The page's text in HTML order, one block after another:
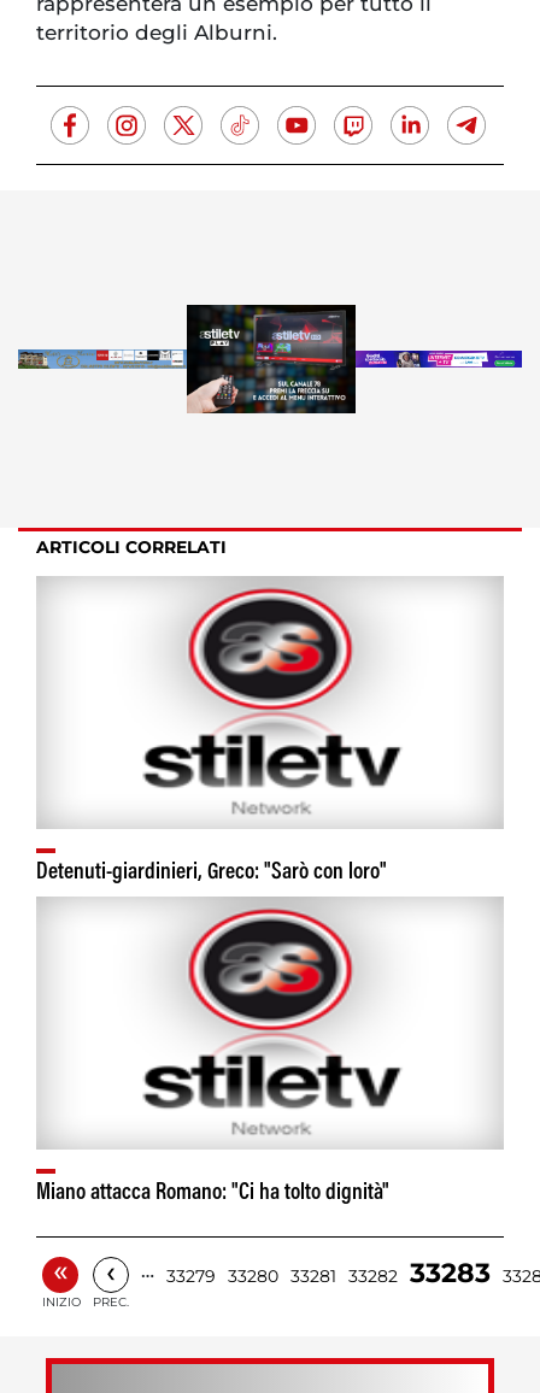
territorio degli Alburni.
ARTICOLI CORRELATI
Detenuti-giardinieri, Greco: "Sarò con loro"
Miano attacca Romano: "Ci ha tolto dignità"
«
INIZIO
‹
PREC.
… 33279 33280 33281 33282 33283